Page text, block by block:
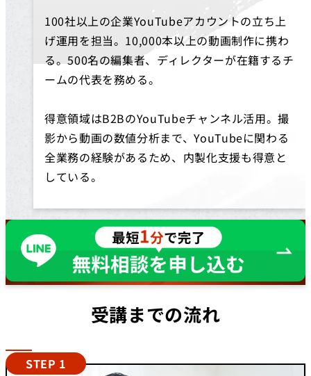
100社以上の企業YouTubeアカウントの立ち上
げ運用を担当。10,000本以上の動画制作に携わ
る。500名の編集者、ディレクターが在籍するチ
ームの代表を務める。
得意領域はB2BのYouTubeチャンネル活用。撮
影から動画の数値分析まで、YouTubeに関わる
全業務の経験があるため、内製化支援も得意と
している。
受講までの流れ
STEP 1